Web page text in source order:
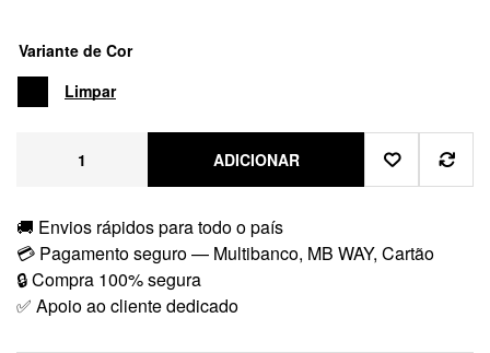
Variante de Cor
Limpar
ADICIONAR
🚚 Envios rápidos para todo o país
💳 Pagamento seguro — Multibanco, MB WAY, Cartão
🔒 Compra 100% segura
✅ Apoio ao cliente dedicado